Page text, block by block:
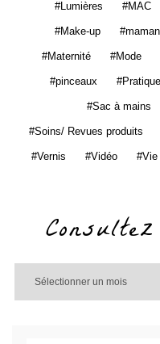
Lumières MAC
Make-up maman
Maternité Mode
pinceaux Pratique
Sac à mains
Soins/ Revues produits
Vernis Vidéo Vie